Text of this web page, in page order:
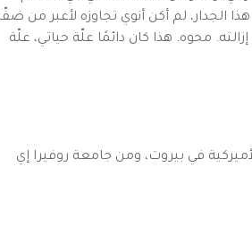
الجدار، لم أكن أنوي تجاوزه لأعبر من
محوه. هذا كان دائمًا علّة حياتي، علّة
في بيروت، ومن جامعة روفيرا إي